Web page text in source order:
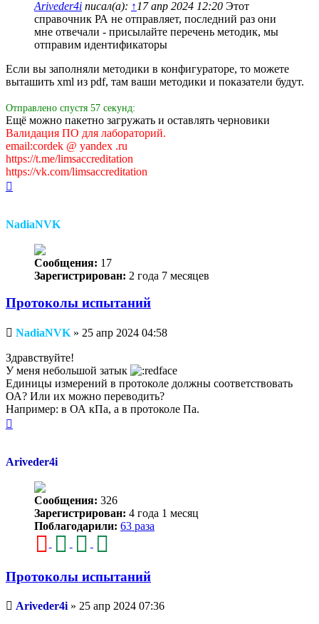
Ariveder4i писал(а): ↑ 17 апр 2024 12:20 Этот
справочник РА не отправляет, последний раз они
мне отвечали - присылайте перечень методик, мы
отправим идентификаторы
Если вы заполняли методики в конфигураторе, то можете
выташить xml из pdf, там ваши методики и показатели будут.
Отправлено спустя 57 секунд:
Ещё можно пакетно загружать и оставлять черновики
Валидация ПО для лабораторий.
email:cordek @ yandex .ru
https://t.me/limsaccreditation
https://vk.com/limsaccreditation
NadiaNVK
Сообщения: 17
Зарегистрирован: 2 года 7 месяцев
Протоколы испытаний
Непрочитанное
NadiaNVK » 25 апр 2024 04:58
Здравствуйте!
У меня небольшой затык
Единицы измерений в протоколе должны соответствовать
ОА? Или их можно переводить?
Например: в ОА кПа, а в протоколе Па.
Ariveder4i
Сообщения: 326
Зарегистрирован: 4 года 1 месяц
Поблагодарили: 63 раза
Протоколы испытаний
Непрочитанное
Ariveder4i» 25 апр 2024 07:36